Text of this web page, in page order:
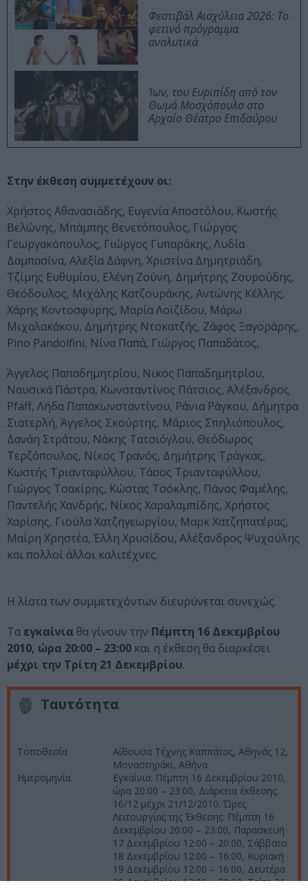
Φεστιβάλ Αισχύλεια 2026: Το
φετινό πρόγραμμα
αναλυτικά
Ίων, του Ευριπίδη από τον
Θωμά Μοσχόπουλο στο
Αρχαίο Θέατρο Επιδαύρου
Στην έκθεση συμμετέχουν οι:
Χρήστος Αθανασιάδης, Ευγενία Αποστόλου, Κωστής
Βελώνης, Μπάμπης Βενετόπουλος, Γιώργος
Γεωργακόπουλος, Γιώργος Γυπαράκης, Λυδία
Δαμπασίνα, Αλεξία Δάφνη, Χριστίνα Δημητριάδη,
Τζίμης Ευθυμίου, Ελένη Ζούνη, Δημήτρης Ζουρούδης,
Θεόδουλος, Μιχάλης Κατζουράκης, Αντώνης Κέλλης,
Χάρης Κοντοσφύρης, Μαρία Λοϊζίδου, Μάρω
Μιχαλακάκου, Δημήτρης Ντοκατζής, Ζάφος Ξαγοράρης,
Pino Pandolfini, Νίνα Παπά, Γιώργος Παπαδάτος,
Άγγελος Παπαδημητρίου, Νικος Παπαδημητρίου,
Ναυσικά Πάστρα, Κωνσταντίνος Πάτσιος, Αλέξανδρος
Pfaff, Λήδα Παπακωνσταντίνου, Ράνια Ράγκου, Δήμητρα
Σιατερλή, Άγγελος Σκούρτης, Μάριος Σπηλιόπουλος,
Δανάη Στράτου, Νάκης Τατσιόγλου, Θεόδωρος
Τερζόπουλος, Νίκος Τρανός, Δημήτρης Τράγκας,
Κωστής Τριανταφύλλου, Τάσος Τριανταφύλλου,
Γιώργος Τσακίρης, Κώστας Τσόκλης, Πάνος Φαμέλης,
Παντελής Χανδρής, Νίκος Χαραλαμπίδης, Χρήστος
Χαρίσης, Γιούλα Χατζηγεωργίου, Μαρκ Χατζηπατέρας,
Μαίρη Χρηστέα, Έλλη Χρυσίδου, Αλέξανδρος Ψυχούλης
και πολλοί άλλοι καλιτέχνες.
Η λίστα των συμμετεχόντων διευρύνεται συνεχώς.
Τα εγκαίνια θα γίνουν την Πέμπτη 16 Δεκεμβρίου
2010, ώρα 20:00 – 23:00 και η έκθεση θα διαρκέσει
μέχρι την Τρίτη 21 Δεκεμβρίου.
Ταυτότητα
Τοποθεσία
Αίθουσα Τέχνης Καππάτος, Αθηνάς 12,
Μοναστηράκι, Αθήνα
Ημερομηνία
Εγκαίνια: Πέμπτη 16 Δεκεμβρίου 2010,
ώρα 20:00 – 23:00, Διάρκεια έκθεσης:
16/12 μέχρι 21/12/2010. Ώρες
Λειτουργίας της Έκθεσης: Πέμπτη 16
Δεκεμβρίου 20:00 – 23:00, Παρασκευή
17 Δεκεμβρίου 12:00 – 20:00, Σάββατο
18 Δεκεμβρίου 12:00 – 16:00, Κυριακή
19 Δεκεμβρίου 12:00 – 16:00, Δευτέρα
20 Δεκεμβρίου 12:00 – 20:00, Τρίτη 21